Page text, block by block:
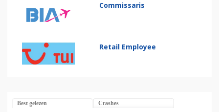
Commissaris
Retail Employee
Best gelezen Crashes